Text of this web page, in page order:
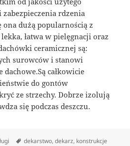
zabezpieczenia rdzenia
ona dużą popularnością z
łatwa w pielęgnacji oraz
ceramicznej są:
surowców i stanowi
całkowicie
do gontów
ze strzechy. Dobrze izolują
się podczas deszczu.
Tagi
dekarstwo,dekarz, konstrukcje